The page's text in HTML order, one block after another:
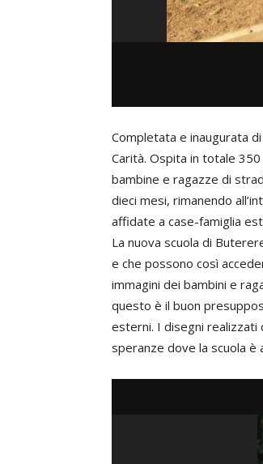
Completata e inaugurata
Carità. Ospita in totale
bambine e ragazze di
dieci mesi, rimanendo
affidate a case-famiglia
La nuova scuola di
e che possono così
immagini dei bambini e
questo è il buon
esterni. I disegni realizzati
speranze dove la scuola